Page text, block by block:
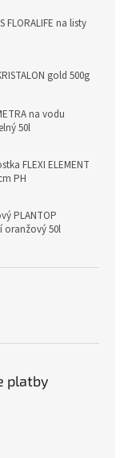
FLORALIFE na listy
gold 500g
na vodu
50l
FLEXI ELEMENT
PH
PLANTOP
oranžový 50l
platby